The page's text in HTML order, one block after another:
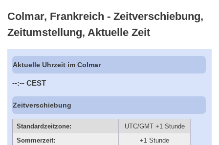
Colmar, Frankreich - Zeitverschiebung,
Zeitumstellung, Aktuelle Zeit
Aktuelle Uhrzeit im Colmar
--:-- CEST
Zeitverschiebung
Standardzeitzone:
UTC/GMT +1 Stunde
Sommerzeit:
+1 Stunde